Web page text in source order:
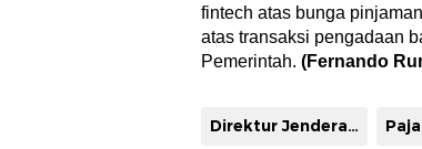
fintech atas bunga
atas transaksi pengadaan
Pemerintah. (Fernando
Direktur Jenderal Pajak